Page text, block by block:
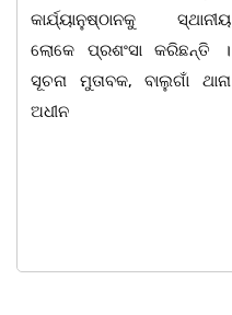
କାର୍ଯ୍ୟାନୁଷ୍ଠାନକୁ ସ୍ଥାନୀୟ
ଲୋକେ ପ୍ରଶଂସା କରିଛନ୍ତି ।
ସୂଚନା ମୁତାବକ, ବାଲୁଗାଁ ଥାନା
ଅଧୀନ